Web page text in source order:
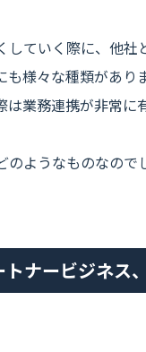
していく際に、他
も様々な種類があ
業務連携が非常に
のようなものなの
ナービジネス